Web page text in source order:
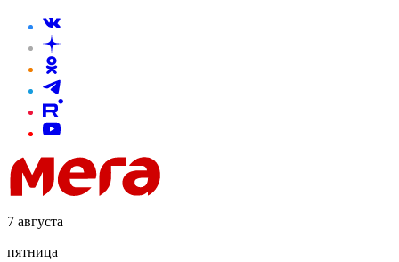
7 августа
пятница